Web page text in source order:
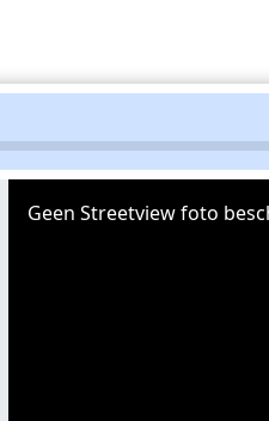
Geen Streetview foto